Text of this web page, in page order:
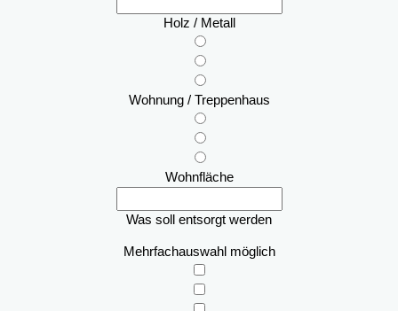
Holz / Metall
Wohnung / Treppenhaus
Wohnfläche
Was soll entsorgt werden
Mehrfachauswahl möglich